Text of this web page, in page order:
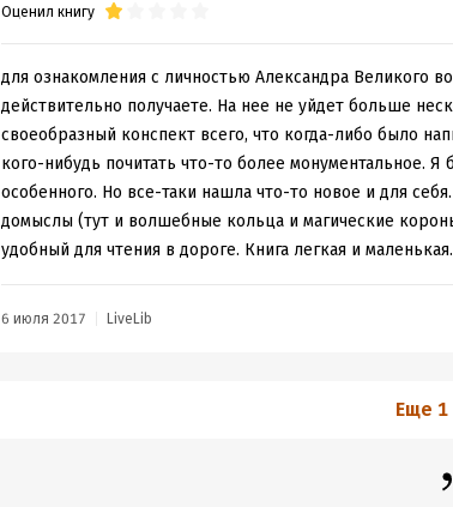
посадку на рейс.
Оценил книгу
для ознакомления с личностью Александра Великого
действительно получаете. На нее не уйдет больше
своеобразный конспект всего, что когда-либо было
кого-нибудь почитать что-то более монументальное.
особенного. Но все-таки нашла что-то новое и для
домыслы (тут и волшебные кольца и магические
удобный для чтения в дороге. Книга легкая и маленькая.
6 июля 2017 LiveLib
Еще 1